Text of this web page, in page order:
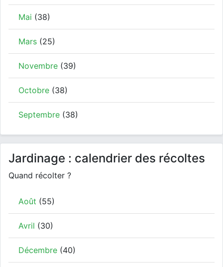
Mai (38)
Mars (25)
Novembre (39)
Octobre (38)
Septembre (38)
Jardinage : calendrier des récoltes
Quand récolter ?
Août (55)
Avril (30)
Décembre (40)